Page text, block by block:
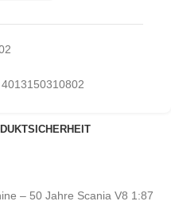
4013150310802
– 50 Jahre Scania V8 1:87